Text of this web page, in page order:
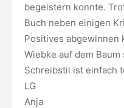
begeistern konnte.
Buch neben einigen
Positives abgewinnen
Wiebke auf dem
Schreibstil ist einfach
LG
Anja